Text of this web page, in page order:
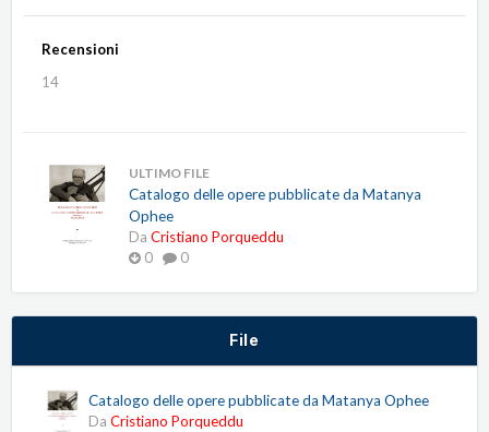
Recensioni
14
ULTIMO FILE
Catalogo delle opere pubblicate da Matanya
Ophee
Da Cristiano Porqueddu
0
0
File
Catalogo delle opere pubblicate da Matanya Ophee
Da Cristiano Porqueddu